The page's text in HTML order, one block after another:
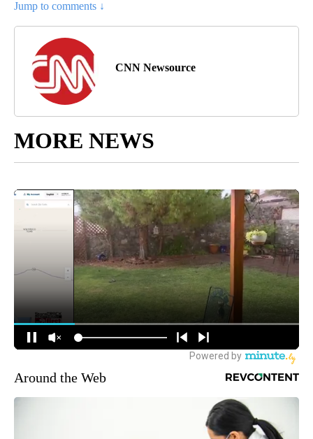
Jump to comments ↓
CNN Newsource
MORE NEWS
Around the Web